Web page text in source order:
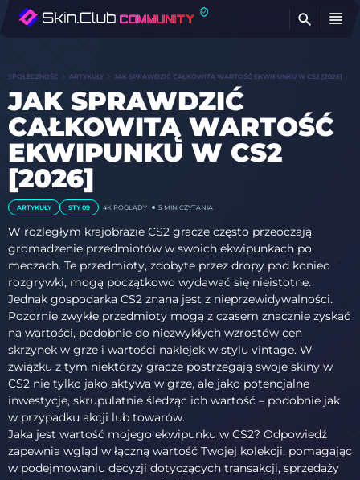
SPOŁECZNOŚĆ ARTYKUŁY JAK SPRAWDZIĆ CAŁKOWITĄ WARTOŚĆ EKWIPUNKU W CS2 [2026]
JAK SPRAWDZIĆ
CAŁKOWITĄ WARTOŚĆ
EKWIPUNKU W CS2
[2026]
ARTYKUŁY STY 09 4K POGLĄDY 5 MIN CZYTANIA
W rozległym krajobrazie CS2 gracze często przeoczają
gromadzenie przedmiotów w swoich ekwipunkach po
meczach. Te przedmioty, zdobyte przez dropy pod koniec
rozgrywki, mogą początkowo wydawać się nieistotne.
Jednak gospodarka CS2 znana jest z nieprzewidywalności.
Pozornie zwykłe przedmioty mogą z czasem znacznie zyskać
na wartości, podobnie do niezwykłych wzrostów cen
skrzynek w grze i wartości naklejek w stylu vintage. W
związku z tym niektórzy gracze postrzegają swoje skiny w
CS2 nie tylko jako aktywa w grze, ale jako potencjalne
inwestycje, skrupulatnie śledząc ich wartość – podobnie jak
w przypadku akcji lub towarów.
Jaka jest wartość mojego ekwipunku w CS2? Odpowiedź
zapewnia wgląd w łączną wartość Twojej kolekcji, pomagając
w podejmowaniu decyzji dotyczących transakcji, sprzedaży